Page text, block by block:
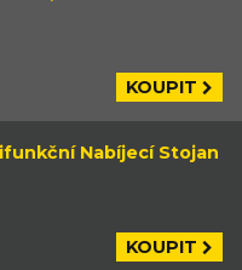
KOUPIT
Nabíjecí Stojan
KOUPIT